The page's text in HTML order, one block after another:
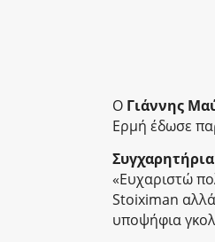
Ο Γιάννης
Ερμή έδωσε
«Ευχαριστώ
Stoiximan
υποψήφια